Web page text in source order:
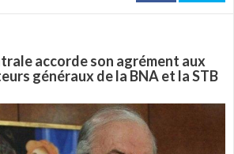
accorde son agrément aux
généraux de la BNA et la STB